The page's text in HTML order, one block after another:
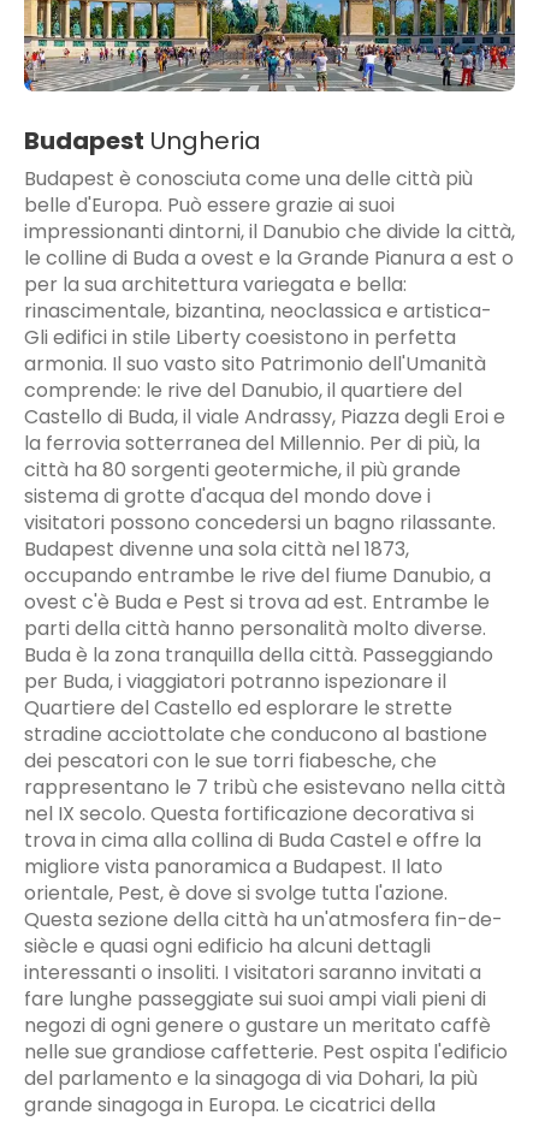
Budapest Ungheria
Budapest è conosciuta come una delle città più
belle d'Europa. Può essere grazie ai suoi
impressionanti dintorni, il Danubio che divide la città,
le colline di Buda a ovest e la Grande Pianura a est o
per la sua architettura variegata e bella:
rinascimentale, bizantina, neoclassica e artistica-
Gli edifici in stile Liberty coesistono in perfetta
armonia. Il suo vasto sito Patrimonio dell'Umanità
comprende: le rive del Danubio, il quartiere del
Castello di Buda, il viale Andrassy, ​​Piazza degli Eroi e
la ferrovia sotterranea del Millennio. Per di più, la
città ha 80 sorgenti geotermiche, il più grande
sistema di grotte d'acqua del mondo dove i
visitatori possono concedersi un bagno rilassante.
Budapest divenne una sola città nel 1873,
occupando entrambe le rive del fiume Danubio, a
ovest c'è Buda e Pest si trova ad est. Entrambe le
parti della città hanno personalità molto diverse.
Buda è la zona tranquilla della città. Passeggiando
per Buda, i viaggiatori potranno ispezionare il
Quartiere del Castello ed esplorare le strette
stradine acciottolate che conducono al bastione
dei pescatori con le sue torri fiabesche, che
rappresentano le 7 tribù che esistevano nella città
nel IX secolo. Questa fortificazione decorativa si
trova in cima alla collina di Buda Castel e offre la
migliore vista panoramica a Budapest. Il lato
orientale, Pest, è dove si svolge tutta l'azione.
Questa sezione della città ha un'atmosfera fin-de-
siècle e quasi ogni edificio ha alcuni dettagli
interessanti o insoliti. I visitatori saranno invitati a
fare lunghe passeggiate sui suoi ampi viali pieni di
negozi di ogni genere o gustare un meritato caffè
nelle sue grandiose caffetterie. Pest ospita l'edificio
del parlamento e la sinagoga di via Dohari, la più
grande sinagoga in Europa. Le cicatrici della